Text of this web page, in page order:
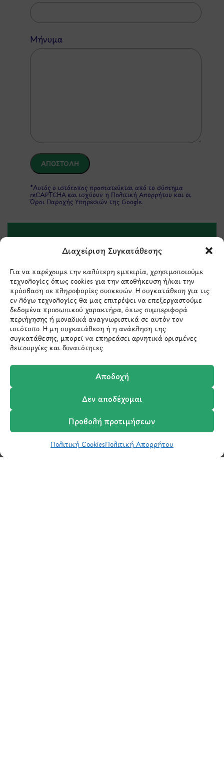
Διαχείριση Συγκατάθεσης
Για να παρέχουμε την καλύτερη εμπειρία, χρησιμοποιούμε
τεχνολογίες όπως cookies για την αποθήκευση ή/και την
πρόσβαση σε πληροφορίες συσκευών. Η συγκατάθεση για τις
εν λόγω τεχνολογίες θα μας επιτρέψει να επεξεργαστούμε
δεδομένα προσωπικού χαρακτήρα, όπως συμπεριφορά
περιήγησης ή μοναδικά αναγνωριστικά σε αυτόν τον
ιστότοπο. Η μη συγκατάθεση ή η ανάκληση της
συγκατάθεσης, μπορεί να επηρεάσει αρνητικά ορισμένες
λειτουργίες και δυνατότητες.
Αποδοχή
Δεν αποδέχομαι
Προβολή προτιμήσεων
Πολιτική CookiesΠολιτική Απορρήτου
Μήνυμα
*Αυτός ο ιστότοπος προστατεύεται από το σύστημα
reCAPTCHA και ισχύουν η Πολιτική Απορρήτου και οι
Όροι Παροχής Υπηρεσιώντης Google.
ΣΤΟΙΧΕΙΑ ΕΠΙΚΟΙΝΩΝΙΑΣ
Holargos Center (Ισόγειο)
Λ.Περικλέους 56,
Χολαργός 15561
210 6522282
info@ypografi.com
Έχετε ερωτήσεις σχετικά με ένα προϊόν ή μια
παραγγελία; Στείλτε μας ένα email και θα
ΚαλάθιΣύγκριση
Ο Λογαριασμός μου